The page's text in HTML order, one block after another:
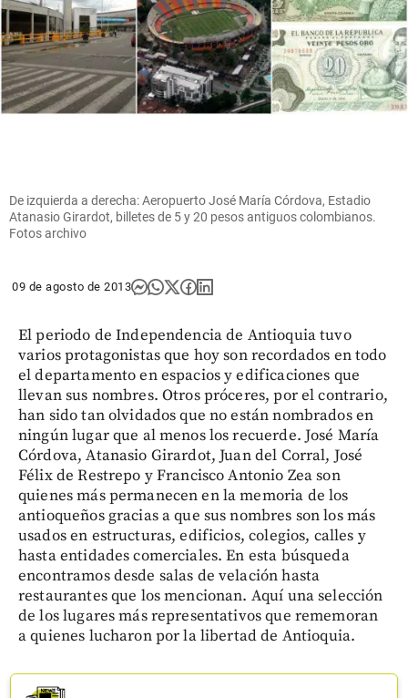
De izquierda a derecha: Aeropuerto José María Córdova, Estadio
Atanasio Girardot, billetes de 5 y 20 pesos antiguos colombianos.
Fotos archivo
09 de agosto de 2013
El periodo de Independencia de Antioquia tuvo
varios protagonistas que hoy son recordados en todo
el departamento en espacios y edificaciones que
llevan sus nombres. Otros próceres, por el contrario,
han sido tan olvidados que no están nombrados en
ningún lugar que al menos los recuerde. José María
Córdova, Atanasio Girardot, Juan del Corral, José
Félix de Restrepo y Francisco Antonio Zea son
quienes más permanecen en la memoria de los
antioqueños gracias a que sus nombres son los más
usados en estructuras, edificios, colegios, calles y
hasta entidades comerciales. En esta búsqueda
encontramos desde salas de velación hasta
restaurantes que los mencionan. Aquí una selección
de los lugares más representativos que rememoran
a quienes lucharon por la libertad de Antioquia.